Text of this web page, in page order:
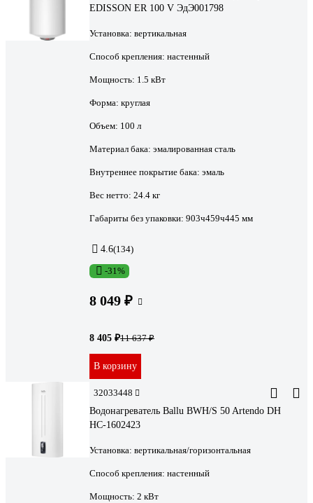
EDISSON ER 100 V ЭдЭ001798
Установка: вертикальная
Способ крепления: настенный
Мощность: 1.5 кВт
Форма: круглая
Объем: 100 л
Материал бака: эмалированная сталь
Внутреннее покрытие бака: эмаль
Вес нетто: 24.4 кг
Габариты без упаковки: 903ч459ч445 мм
4.6(134)
-31%
8 049 ₽
8 405 ₽11 637 ₽
В корзину
32033448
Водонагреватель Ballu BWH/S 50 Artendo DH
НС-1602423
Установка: вертикальная/горизонтальная
Способ крепления: настенный
Мощность: 2 кВт